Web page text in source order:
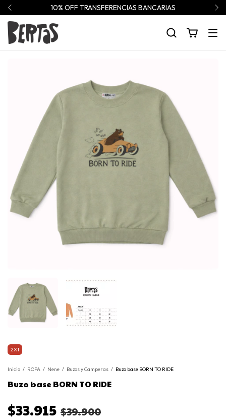
10% OFF TRANSFERENCIAS BANCARIAS
2X1
Inicio / ROPA / Nene / Buzos y Camperas / Buzo base BORN TO RIDE
Buzo base BORN TO RIDE
$33.915 $39.900